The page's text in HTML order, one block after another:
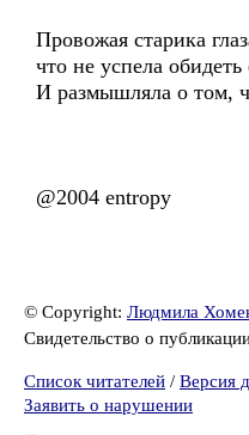
Провожая старика
что не успела
И размышляла о том,
@2004 entropy
© Copyright: Людмила
Свидетельство о
Список читателей / Версия
Заявить о нарушении